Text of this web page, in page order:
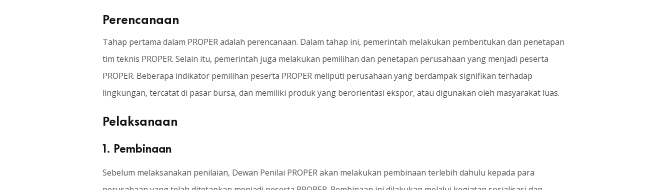
Perencanaan
Tahap pertama dalam PROPER adalah perencanaan. Dalam tahap ini, pemerintah melakukan pembentukan dan penetapan
tim teknis PROPER. Selain itu, pemerintah juga melakukan pemilihan dan penetapan perusahaan yang menjadi peserta
PROPER. Beberapa indikator pemilihan peserta PROPER meliputi perusahaan yang berdampak signifikan terhadap
lingkungan, tercatat di pasar bursa, dan memiliki produk yang berorientasi ekspor, atau digunakan oleh masyarakat luas.
Pelaksanaan
1. Pembinaan
Sebelum melaksanakan penilaian, Dewan Penilai PROPER akan melakukan pembinaan terlebih dahulu kepada para